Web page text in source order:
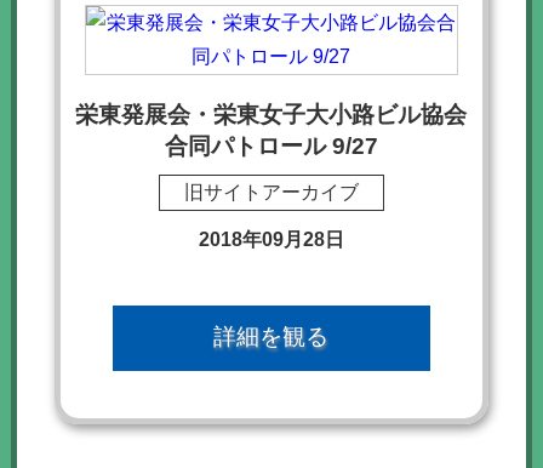
栄東発展会・栄東女子大小路ビル協会
合同パトロール 9/27
旧サイトアーカイブ
2018年09月28日
詳細を観る